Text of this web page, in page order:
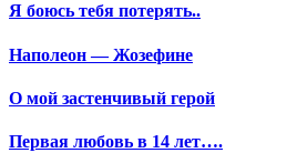
Я боюсь тебя потерять..
Наполеон — Жозефине
О мой застенчивый герой
Первая любовь в 14 лет….